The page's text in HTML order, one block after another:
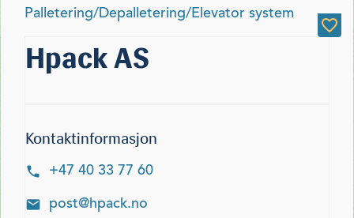
Palletering/Depalletering/Elevator system
Hpack AS
Kontaktinformasjon
+47 40 33 77 60
post@hpack.no